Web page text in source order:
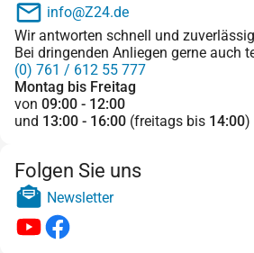
info@Z24.de
Wir antworten schnell und
Bei dringenden Anliegen gerne auch
(0) 761 / 612 55 777
Montag bis Freitag
von 09:00 - 12:00
und 13:00 - 16:00 (freitags bis 14:00)
Folgen Sie uns
Newsletter